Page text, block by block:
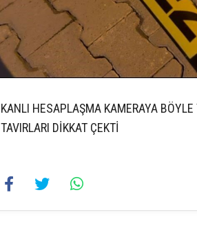
KANLI HESAPLAŞMA KAMERAYA
TAVIRLARI DİKKAT ÇEKTİ